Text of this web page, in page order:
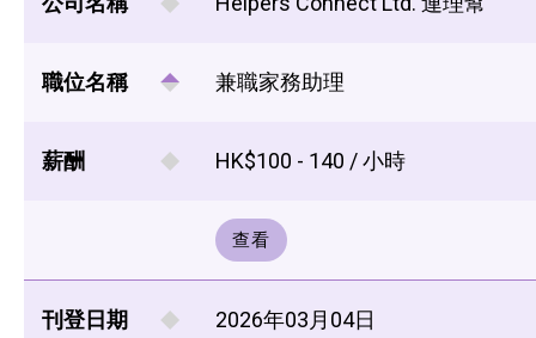
職位名稱 兼職家務助理
薪酬 HK$100 - 140 / 小時
查看
刊登日期 2026年03月04日